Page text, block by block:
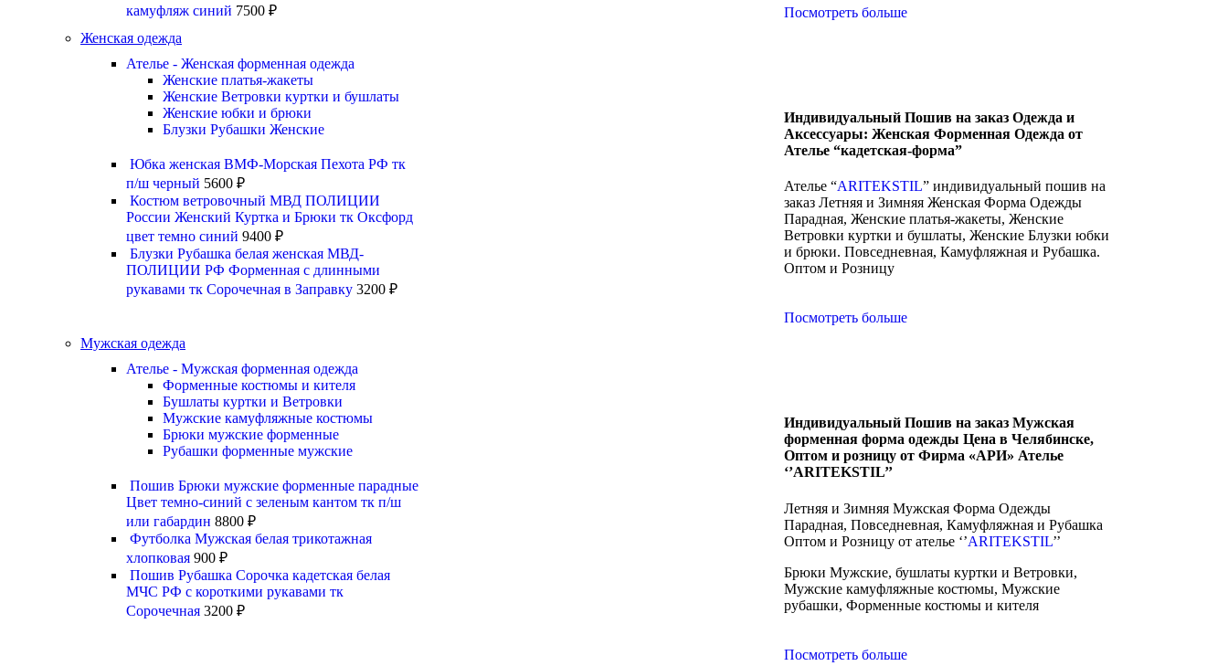
камуфляж синий 7500 ₽
Посмотреть больше
Женская одежда
Ателье - Женская форменная одежда
Женские платья-жакеты
Женские Ветровки куртки и бушлаты
Женские юбки и брюки
Блузки Рубашки Женские
Юбка женская ВМФ-Морская Пехота РФ тк
п/ш черный 5600 ₽
Костюм ветровочный МВД ПОЛИЦИИ
России Женский Куртка и Брюки тк Оксфорд
цвет темно синий 9400 ₽
Блузки Рубашка белая женская МВД-
ПОЛИЦИИ РФ Форменная с длинными
рукавами тк Сорочечная в Заправку 3200 ₽
Индивидуальный Пошив на заказ Одежда и
Аксессуары: Женская Форменная Одежда от
Ателье “кадетская-форма”
Ателье “ARITEKSTIL” индивидуальный пошив на
заказ Летняя и Зимняя Женская Форма Одежды
Парадная, Женские платья-жакеты, Женские
Ветровки куртки и бушлаты, Женские Блузки юбки
и брюки. Повседневная, Камуфляжная и Рубашка.
Оптом и Розницу
Посмотреть больше
Мужская одежда
Ателье - Мужская форменная одежда
Форменные костюмы и кителя
Бушлаты куртки и Ветровки
Мужские камуфляжные костюмы
Брюки мужские форменные
Рубашки форменные мужские
Пошив Брюки мужские форменные парадные
Цвет темно-синий с зеленым кантом тк п/ш
или габардин 8800 ₽
Футболка Мужская белая трикотажная
хлопковая 900 ₽
Пошив Рубашка Сорочка кадетская белая
МЧС РФ с короткими рукавами тк
Сорочечная 3200 ₽
Индивидуальный Пошив на заказ Мужская
форменная форма одежды Цена в Челябинске,
Оптом и розницу от Фирма «АРИ» Ателье
‘’ARITEKSTIL’’
Летняя и Зимняя Мужская Форма Одежды
Парадная, Повседневная, Камуфляжная и Рубашка
Оптом и Розницу от ателье ‘’ARITEKSTIL’’
Брюки Мужские, бушлаты куртки и Ветровки,
Мужские камуфляжные костюмы, Мужские
рубашки, Форменные костюмы и кителя
Посмотреть больше